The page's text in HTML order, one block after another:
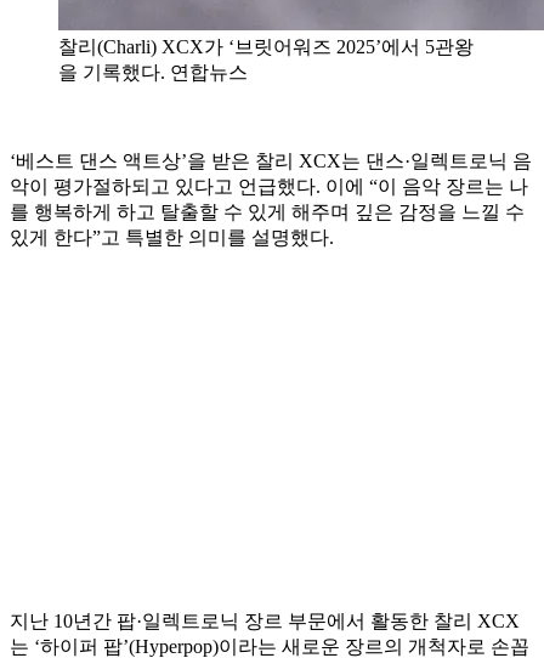
찰리(Charli) XCX가 ‘브릿어워즈 2025’에서 5관왕
을 기록했다. 연합뉴스
‘베스트 댄스 액트상’을 받은 찰리 XCX는 댄스·일렉트로닉 음
악이 평가절하되고 있다고 언급했다. 이에 “이 음악 장르는 나
를 행복하게 하고 탈출할 수 있게 해주며 깊은 감정을 느낄 수
있게 한다”고 특별한 의미를 설명했다.
지난 10년간 팝·일렉트로닉 장르 부문에서 활동한 찰리 XCX
는 ‘하이퍼 팝’(Hyperpop)이라는 새로운 장르의 개척자로 손꼽